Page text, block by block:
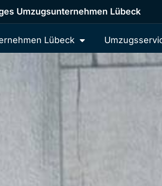
Umzugsunternehmen Lübeck
Lübeck